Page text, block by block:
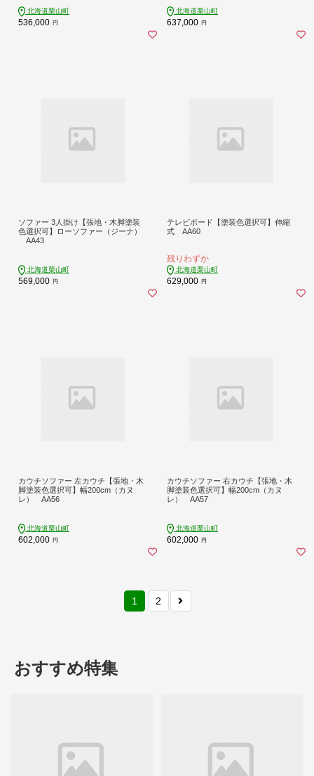
北海道栗山町
536,000 円
北海道栗山町
637,000 円
ソファー 3人掛け【張地・木脚塗装
色選択可】ローソファー（ジーナ）
AA43
北海道栗山町
569,000 円
テレビボード【塗装色選択可】伸縮
式 AA60
残りわずか
北海道栗山町
629,000 円
カウチソファー 左カウチ【張地・木
脚塗装色選択可】幅200cm（カヌ
レ） AA56
北海道栗山町
602,000 円
カウチソファー 右カウチ【張地・木
脚塗装色選択可】幅200cm（カヌ
レ） AA57
北海道栗山町
602,000 円
1 2
おすすめ特集